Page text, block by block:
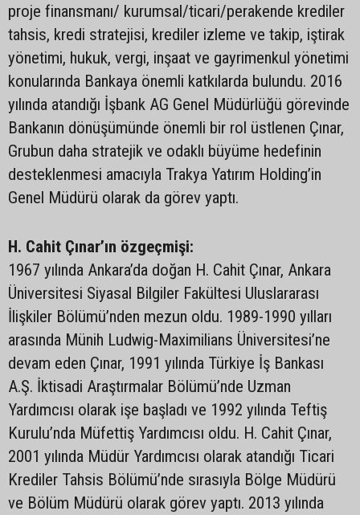
proje finansmanı/ kurumsal/ticari/perakende krediler
tahsis, kredi stratejisi, krediler izleme ve takip, iştirak
yönetimi, hukuk, vergi, inşaat ve gayrimenkul yönetimi
konularında Bankaya önemli katkılarda bulundu. 2016
yılında atandığı İşbank AG Genel Müdürlüğü görevinde
Bankanın dönüşümünde önemli bir rol üstlenen Çınar,
Grubun daha stratejik ve odaklı büyüme hedefinin
desteklenmesi amacıyla Trakya Yatırım Holding’in
Genel Müdürü olarak da görev yaptı.
H. Cahit Çınar’ın özgeçmişi:
1967 yılında Ankara’da doğan H. Cahit Çınar, Ankara
Üniversitesi Siyasal Bilgiler Fakültesi Uluslararası
İlişkiler Bölümü’nden mezun oldu. 1989-1990 yılları
arasında Münih Ludwig-Maximilians Üniversitesi’ne
devam eden Çınar, 1991 yılında Türkiye İş Bankası
A.Ş. İktisadi Araştırmalar Bölümü’nde Uzman
Yardımcısı olarak işe başladı ve 1992 yılında Teftiş
Kurulu’nda Müfettiş Yardımcısı oldu. H. Cahit Çınar,
2001 yılında Müdür Yardımcısı olarak atandığı Ticari
Krediler Tahsis Bölümü’nde sırasıyla Bölge Müdürü
ve Bölüm Müdürü olarak görev yaptı. 2013 yılında